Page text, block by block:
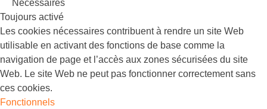
Nécessaires
Toujours activé
Les cookies nécessaires contribuent à rendre un site Web
utilisable en activant des fonctions de base comme la
navigation de page et l’accès aux zones sécurisées du site
Web. Le site Web ne peut pas fonctionner correctement sans
ces cookies.
Fonctionnels